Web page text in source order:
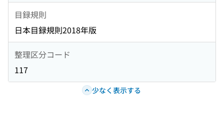
目録規則
日本目録規則2018年版
整理区分コード
117
少なく表示する